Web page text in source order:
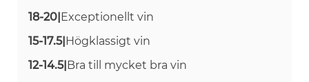
18-20 Exceptionellt vin
15-17.5| Högklassigt vin
12-14.5| Bra till mycket bra vin